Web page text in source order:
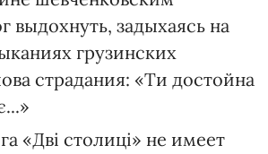
выдохнуть, задыхаясь на
грузинских
страдания: «Ти достойна
«Дві столиці» не имеет